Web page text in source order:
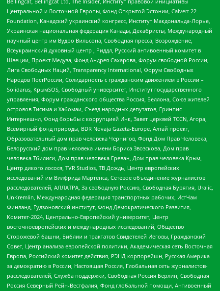
Центральной и Восточной Европы, Фонд Открытой Эстонии, Calvert 22
Foundation, Канадский украинский конгресс, Институт Макдональда-Лорье,
Украинская национальная федерация Канады, Декабристы, Международный
научный центр им Вудро Вильсона, Свободная пресса, Возрождение,
Всеукраинский духовный центр , Риддл, Русский антивоенный комитет в
Швеции, Проект Медуза, Фонд Андрея Сахарова, Форум свободной России,
Лига Свободных Наций, Transparеncy International, Форум Свободных
Народов ПостРоссии, Солидарность с гражданским движением в России –
Solidarus, КрымSOS, Свободный университет, Институт государственного
управления, Форум гражданского общества Россия, Беллона, Союз жителей
островов Тисима и Хабомаи, Съезд народных депутатов, Гринпис
Интернешнл, Фонд борьбы с коррупцией Инк, Завет церквей TCCN, Агора,
Всемирный фонд природы, BDR Novaja Gazeta-Europe, Алтай проект,
Образовательный дом прав человека Чернигов, Фонд Дом Прав Человека,
Белорусский дом прав человека имени Бориса Звозскова, Дом прав
человека Тбилиси, Дом прав человека Ереван, Дом прав человека Крым,
Центр дикого лосося, TVR Studios, ТВ Дождь, Центр европейских
исследований им Вилфрида Мартенса, Сетевое объединение журналистов
расследователей, АЛЛАТРА, За свободную Россию, Свободная Бурятия, Uralic,
UnKremlin, Международная федерация транспортных рабочих, ИстЧам
Финланд, Гудзоновский институт, Фонд Демократического Развития,
Комитет-2024, Центрально-Европейский университет, Центр
восточноевропейских и международных исследований, Общество
Сторожевой башни, Библии и трактатов Свидетелей Иеговы, Гражданский
Совет, Центр анализа европейской политики, Академическая сеть Восточная
Европа, Российский комитет действия, РЭНД корпорейшн, Русская Америка
за демократию в России, Настоящая Россия, Глобальная сеть журналистов-
расследователей, Служба поддержки, Свободная Россия Берлин, Свободная
Россия Северный Рейн-Вестфалия, Фонд глобальной помощи, Антивоенный